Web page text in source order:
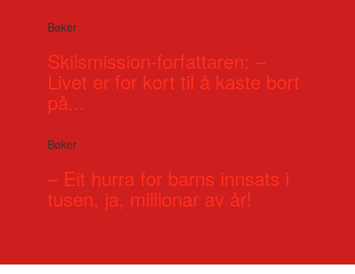
Bøker
Skilsmission-forfattaren: –
Livet er for kort til å kaste bort
på...
Bøker
– Eit hurra for barns innsats i
tusen, ja, millionar av år!